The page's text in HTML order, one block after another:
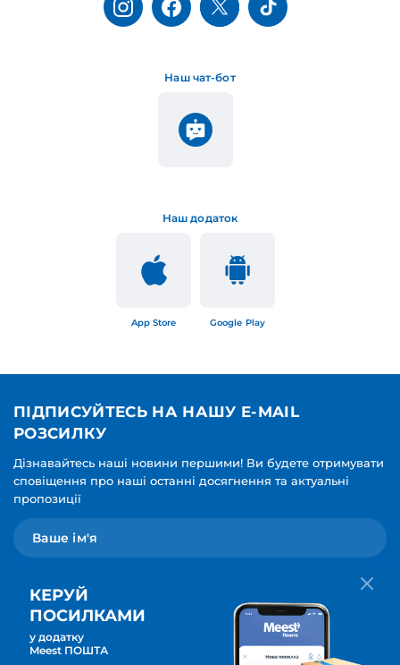
Наш додаток
App Store Google Play
Наш чат-бот
ПІДПИСУЙТЕСЬ НА НАШУ E-MAIL
РОЗСИЛКУ
Дізнавайтесь наші новини першими! Ви будете отримувати
сповіщення про наші останні досягнення та актуальні
пропозиції
Мова для вашої розсилки
ПІДПИСАТИСЯ
КЕРУЙ
ПОСИЛКАМИ
у додатку
Meest ПОШТА